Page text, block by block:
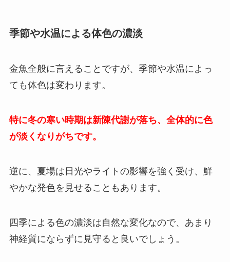
季節や水温による体色の濃淡
金魚全般に言えることですが、季節や水温によっ
ても体色は変わります。
特に冬の寒い時期は新陳代謝が落ち、全体的に色
が淡くなりがちです。
逆に、夏場は日光やライトの影響を強く受け、鮮
やかな発色を見せることもあります。
四季による色の濃淡は自然な変化なので、あまり
神経質にならずに見守ると良いでしょう。